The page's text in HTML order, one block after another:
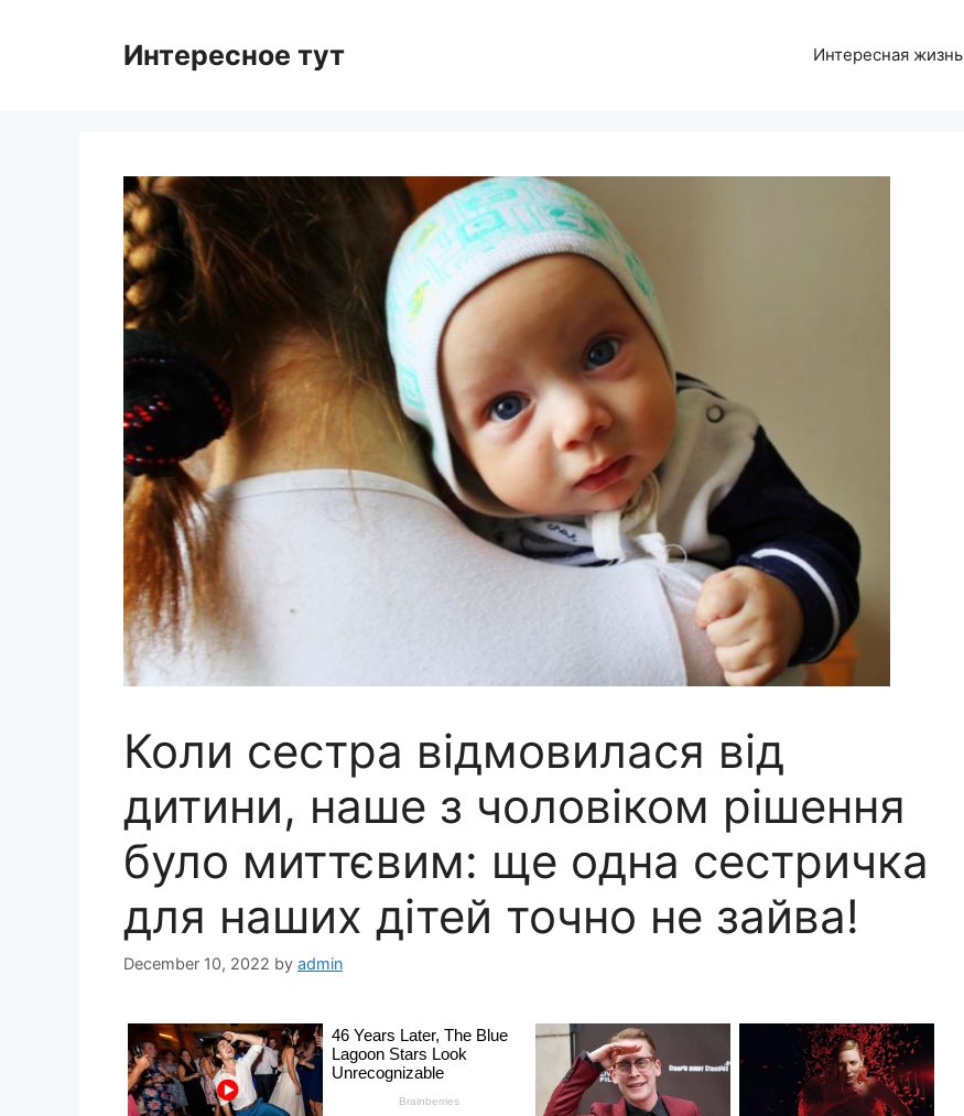
Интересное тут Интересная жизнь
Коли сестра відмовилася від
дитини, наше з чоловіком рішення
було миттєвим: ще одна сестричка
для наших дітей точно не зайва!
December 10, 2022 by admin